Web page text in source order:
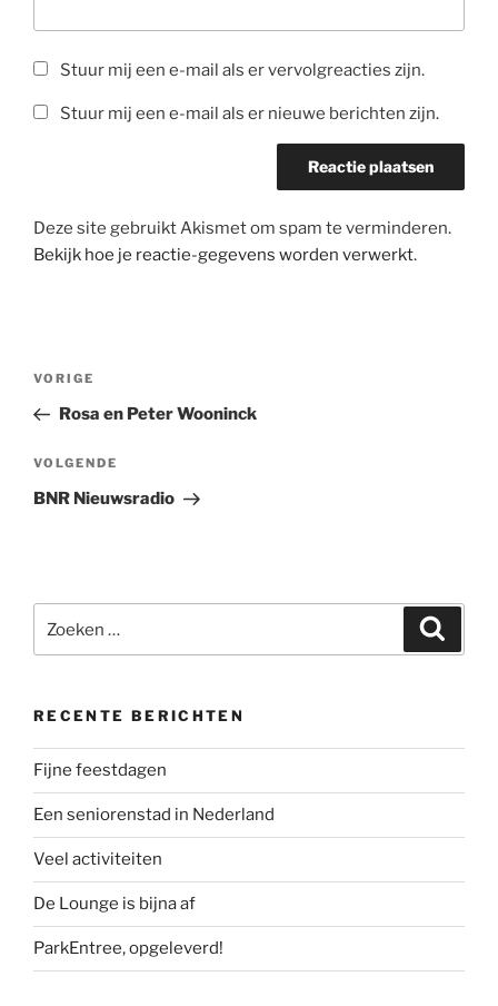
Stuur mij een e-mail als er vervolgreacties zijn.
Stuur mij een e-mail als er nieuwe berichten zijn.
Deze site gebruikt Akismet om spam te verminderen.
Bekijk hoe je reactie-gegevens worden verwerkt.
Berichtnavigatie
Vorig
bericht
VORIGE
Rosa en Peter Wooninck
Volgend
bericht
VOLGENDE
BNR Nieuwsradio
naar:
RECENTE BERICHTEN
Fijne feestdagen
Een seniorenstad in Nederland
Veel activiteiten
De Lounge is bijna af
ParkEntree, opgeleverd!